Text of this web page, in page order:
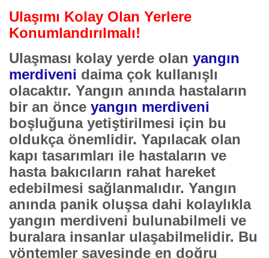
Ulaşımı Kolay Olan Yerlere
Konumlandırılmalı!
Ulaşması kolay yerde olan yangın
merdiveni daima çok kullanışlı
olacaktır. Yangın anında hastaların
bir an önce yangın merdiveni
boşluğuna yetiştirilmesi için bu
oldukça önemlidir. Yapılacak olan
kapı tasarımları ile hastaların ve
hasta bakıcıların rahat hareket
edebilmesi sağlanmalıdır. Yangın
anında panik oluşsa dahi kolaylıkla
yangın merdiveni bulunabilmeli ve
buralara insanlar ulaşabilmelidir. Bu
yöntemler sayesinde en doğru